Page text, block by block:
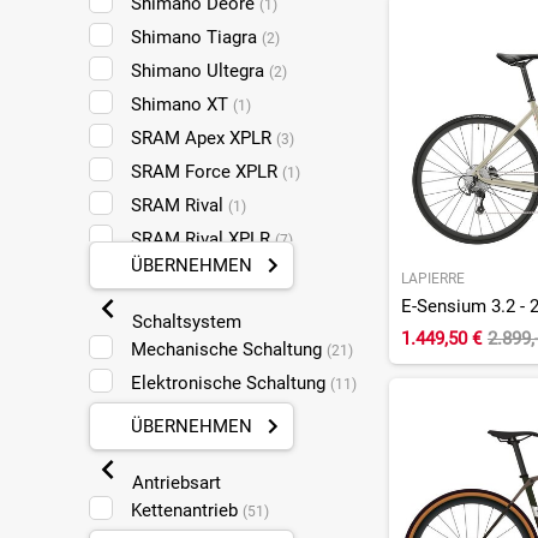
45 cm(2)
43 cm(3)
41,5 cm(1)
(1)
Shimano Tiagra (2)
Shimano Ultegra (2)
Shimano XT (1)
SRAM Apex XPLR (3)
SRAM Force XPLR (1)
SRAM Rival (1)
SRAM Rival XPLR(7)
SRAM X1(1)
Transmission
ÜBERNEHMEN
Schaltsystem
Mechanische Schaltung (21)
Elektronische Schaltung (11)
ÜBERNEHMEN
Antriebsart
Kettenantrieb (51)
LAPIERRE
E-Sensium 3.2 -
1.449,50 €